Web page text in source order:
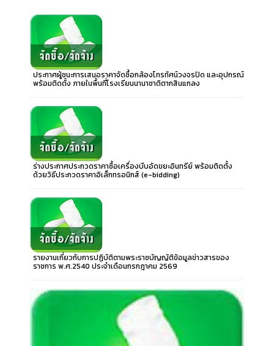
ประกาศผู้ชนะการเสนอราคาจัดซื้อกล้องโทรทัศน์วงจรปิด และอุปกรณ์
พร้อมติดตั้ง ภายในพื้นที่โรงเรียนนานาชาติตากสินแกลง
ร่างประกาศประกวดราคาซื้อเครื่องบีบอัดขยะอินทรีย์ พร้อมติดตั้ง
ด้วยวิธีประกวดราคาอิเล็กทรอนิกส์ (e-bidding)
รายงานเกี่ยวกับการปฏิบัติตามพระราชบัญญัติข้อมูลข่าวสารของ
ราชการ พ.ศ.2540 ประจำเดือนกรกฎาคม 2569